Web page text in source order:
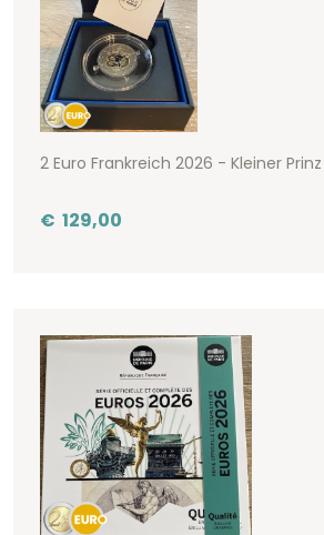
2 Euro Frankreich 2026 - Kleiner
€ 129,00